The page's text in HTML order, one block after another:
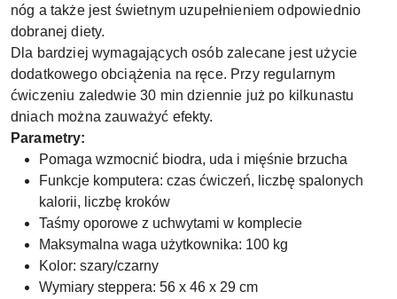
nóg a także jest świetnym uzupełnieniem odpowiednio
dobranej diety.
Dla bardziej wymagających osób zalecane jest użycie
dodatkowego obciążenia na ręce. Przy regularnym
ćwiczeniu zaledwie 30 min dziennie już po kilkunastu
dniach można zauważyć efekty.
Parametry:
Pomaga wzmocnić biodra, uda i mięśnie brzucha
Funkcje komputera: czas ćwiczeń, liczbę spalonych
kalorii, liczbę kroków
Taśmy oporowe z uchwytami w komplecie
Maksymalna waga użytkownika: 100 kg
Kolor: szary/czarny
Wymiary steppera: 56 x 46 x 29 cm